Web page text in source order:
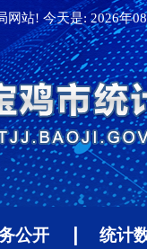
网站! 今天是:2026年
公开 统计